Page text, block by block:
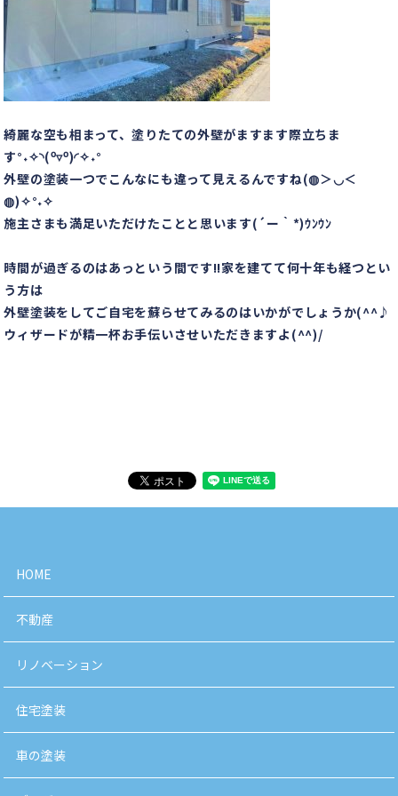
綺麗な空も相まって、塗りたての外壁がますます際立ちま
す°˖✧◝(⁰▿⁰)◜✧˖°
外壁の塗装一つでこんなにも違って見えるんですね(◍＞◡＜
◍)✧°˖✧
施主さまも満足いただけたことと思います(´ー｀*)ｳﾝｳﾝ
時間が過ぎるのはあっという間です!!家を建てて何十年も経つとい
う方は
外壁塗装をしてご自宅を蘇らせてみるのはいかがでしょうか(^^♪
ウィザードが精一杯お手伝いさせいただきますよ(^^)/
HOME
不動産
リノベーション
住宅塗装
車の塗装